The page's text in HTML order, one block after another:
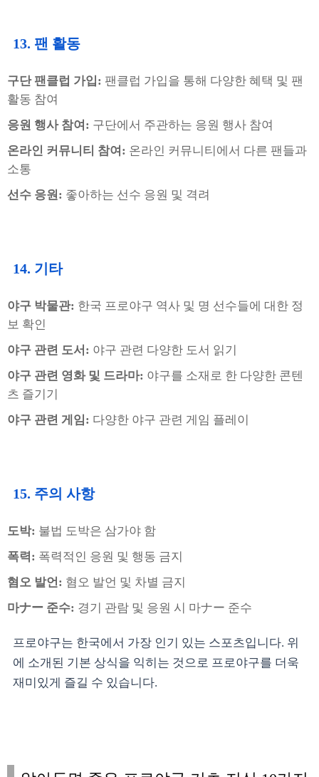
13. 팬 활동
구단 팬클럽 가입: 팬클럽 가입을 통해 다양한 혜택 및 팬
활동 참여
응원 행사 참여: 구단에서 주관하는 응원 행사 참여
온라인 커뮤니티 참여: 온라인 커뮤니티에서 다른 팬들과
소통
선수 응원: 좋아하는 선수 응원 및 격려
14. 기타
야구 박물관: 한국 프로야구 역사 및 명 선수들에 대한 정
보 확인
야구 관련 도서: 야구 관련 다양한 도서 읽기
야구 관련 영화 및 드라마: 야구를 소재로 한 다양한 콘텐
츠 즐기기
야구 관련 게임: 다양한 야구 관련 게임 플레이
15. 주의 사항
도박: 불법 도박은 삼가야 함
폭력: 폭력적인 응원 및 행동 금지
혐오 발언: 혐오 발언 및 차별 금지
마ナー 준수: 경기 관람 및 응원 시 마ナー 준수
프로야구는 한국에서 가장 인기 있는 스포츠입니다. 위
에 소개된 기본 상식을 익히는 것으로 프로야구를 더욱
재미있게 즐길 수 있습니다.